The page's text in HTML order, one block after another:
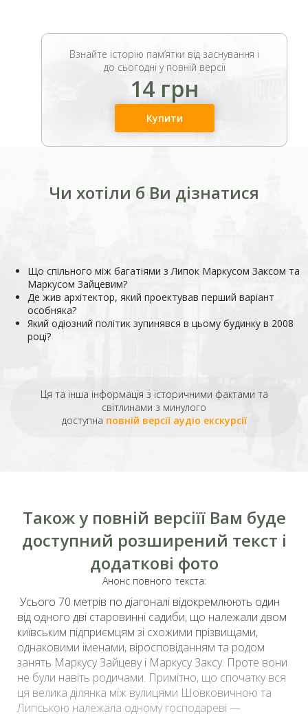
Взнайте історію пам’ятки від заснування і
до сьогодні у повній версії
14 грн
Купити
Чи хотіли б Ви дізнатися
Що спільного між багатіями з Липок Маркусом Заксом та
Маркусом Зайцевим?
Де жив архітектор, який проектував перший варіант
особняка?
Який одіозний політик зупинявся в цьому будинку в 2008
році?
Ця та інша інформація з історичними фактами та
світлинами з минулого
доступна повній версії аудіо екскурсії
Також у повній версіїї Вам буде
доступний розширений текст і
додаткові фото
Анонс повного текста:
Усього 70 метрів по діагоналі відокремлюють один
від одного дві старовинні садиби, що належали двом
київським підприємцям зі схожими прізвищами,
однаковими іменами, віросповіданням та родом
занять Маркусу Зайцевуі Маркусу Заксу. Проте вони
не були навіть родичами. Примітно, що спочатку вся
ця велика ділянка між вулицями Шовковичною та
Липською належала одному господареві —